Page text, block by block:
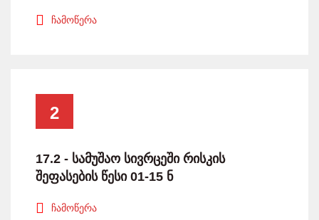
ჩამოწერა
2
17.2 - სამუშაო სივრცეში რისკის
შეფასების წესი 01-15 ნ
ჩამოწერა